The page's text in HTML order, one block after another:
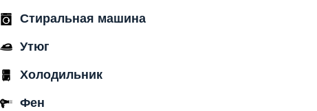
Стиральная машина
Утюг
Холодильник
Фен